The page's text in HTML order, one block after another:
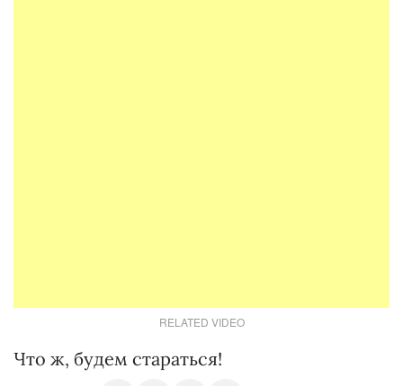
RELATED VIDEO
Что ж, будем стараться!